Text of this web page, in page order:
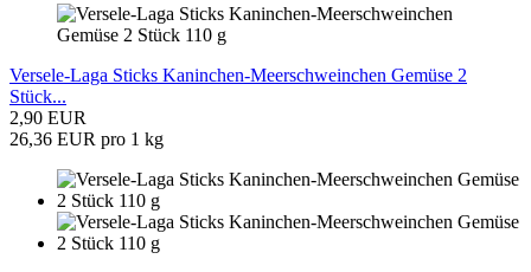
Versele-Laga Sticks Kaninchen-Meerschweinchen Gemüse 2
Stück...
2,90 EUR
26,36 EUR pro 1 kg